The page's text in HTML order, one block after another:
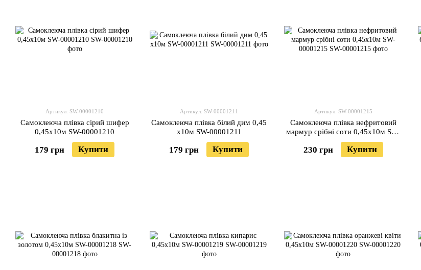
Артикул: SW-00001210
Самоклеюча плівка сірий шифер
0,45х10м SW-00001210
179 грн Купити
Артикул: SW-00001211
Самоклеюча плівка білий дим 0,45
х10м SW-00001211
179 грн Купити
Артикул: SW-00001215
Самоклеюча плівка нефритовий
мармур срібні соти 0,45х10м SW-
00001215
230 грн Купити